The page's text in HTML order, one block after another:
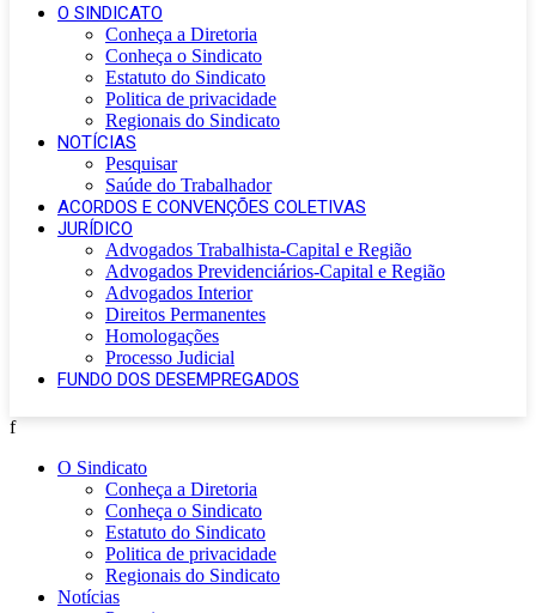
O SINDICATO
Conheça a Diretoria
Conheça o Sindicato
Estatuto do Sindicato
Politica de privacidade
Regionais do Sindicato
NOTÍCIAS
Pesquisar
Saúde do Trabalhador
ACORDOS E CONVENÇÕES COLETIVAS
JURÍDICO
Advogados Trabalhista-Capital e Região
Advogados Previdenciários-Capital e Região
Advogados Interior
Direitos Permanentes
Homologações
Processo Judicial
FUNDO DOS DESEMPREGADOS
f
O Sindicato
Conheça a Diretoria
Conheça o Sindicato
Estatuto do Sindicato
Politica de privacidade
Regionais do Sindicato
Notícias